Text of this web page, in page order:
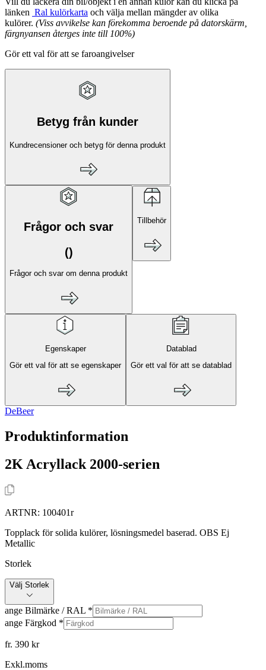
länken Ral kulörkarta och välja mellan mängder av olika
kulörer. (Viss avvikelse kan förekomma beroende på datorskärm,
färgnyansen återges inte till 100%)
Gör ett val för att se faroangivelser
Betyg från kunder
Kundrecensioner och betyg för denna produkt
Frågor och svar
()
Frågor och svar om denna produkt
Tillbehör
Egenskaper
Gör ett val för att se egenskaper
Datablad
Gör ett val för att se datablad
DeBeer
Produktinformation
2K Acryllack 2000-serien
ARTNR: 100401r
Topplack för solida kulörer, lösningsmedel baserad. OBS Ej
Metallic
Storlek
Välj Storlek
ange Bilmärke / RAL *
ange Färgkod *
fr. 390 kr
Exkl.moms